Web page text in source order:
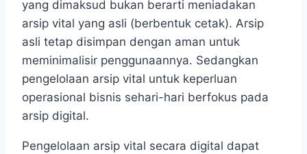
yang dimaksud bukan berarti meniadakan
arsip vital yang asli (berbentuk cetak). Arsip
asli tetap disimpan dengan aman untuk
meminimalisir penggunaannya. Sedangkan
pengelolaan arsip vital untuk keperluan
operasional bisnis sehari-hari berfokus pada
arsip digital.
Pengelolaan arsip vital secara digital dapat